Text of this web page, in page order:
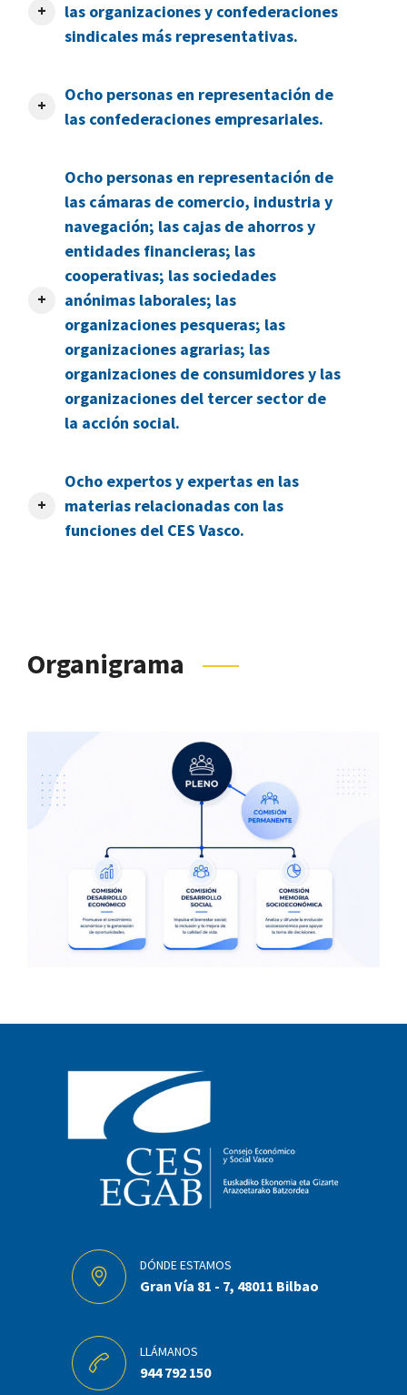
las organizaciones y confederaciones
sindicales más representativas.
Ocho personas en representación de
las confederaciones empresariales.
Ocho personas en representación de
las cámaras de comercio, industria y
navegación; las cajas de ahorros y
entidades financieras; las
cooperativas; las sociedades
anónimas laborales; las
organizaciones pesqueras; las
organizaciones agrarias; las
organizaciones de consumidores y las
organizaciones del tercer sector de
la acción social.
Ocho expertos y expertas en las
materias relacionadas con las
funciones del CES Vasco.
Organigrama
DÓNDE ESTAMOS
Gran Vía 81 - 7, 48011 Bilbao
LLÁMANOS
944 792 150